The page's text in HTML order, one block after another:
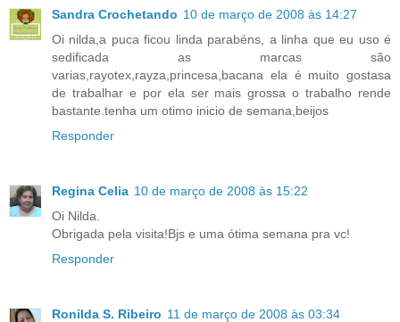
Sandra Crochetando 10 de março de 2008 às 14:27
Oi nilda,a puca ficou linda parabéns, a linha que eu uso é
sedificada as marcas são
varias,rayotex,rayza,princesa,bacana ela é muito gostasa
de trabalhar e por ela ser mais grossa o trabalho rende
bastante.tenha um otimo inicio de semana,beijos
Responder
Regina Celia 10 de março de 2008 às 15:22
Oi Nilda.
Obrigada pela visita!Bjs e uma ótima semana pra vc!
Responder
Ronilda S. Ribeiro 11 de março de 2008 às 03:34